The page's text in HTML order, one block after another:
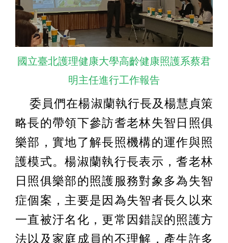
國立臺北護理健康大學高齡健康照護系蔡君
明主任進行工作報告
委員們在楊淑蘭執行長及楊慧貞策
略長的帶領下參訪耆老林失智日照俱
樂部，實地了解長照機構的運作與照
護模式。楊淑蘭執行長表示，耆老林
日照俱樂部的照護服務對象多為失智
症個案，主要是因為失智者長久以來
一直被汙名化，更常因錯誤的照護方
法以及家庭成員的不理解，產生許多